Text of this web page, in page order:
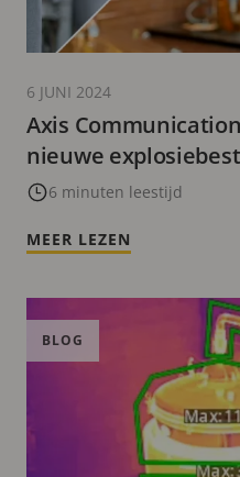
Axis
nieuwe
6 minuten leestijd
6 JUNI 2024
MEER LEZEN
BLOG